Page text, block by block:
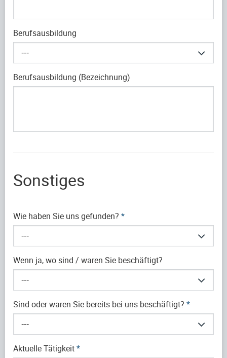
Berufsausbildung
---
Berufsausbildung (Bezeichnung)
Sonstiges
Wie haben Sie uns gefunden? *
---
Wenn ja, wo sind / waren Sie beschäftigt?
---
Sind oder waren Sie bereits bei uns beschäftigt? *
---
Aktuelle Tätigkeit*